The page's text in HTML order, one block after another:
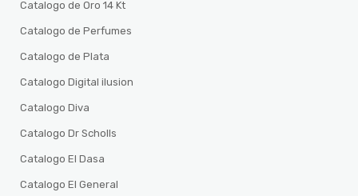
Catalogo de Oro 14 Kt
Catalogo de Perfumes
Catalogo de Plata
Catalogo Digital ilusion
Catalogo Diva
Catalogo Dr Scholls
Catalogo El Dasa
Catalogo El General